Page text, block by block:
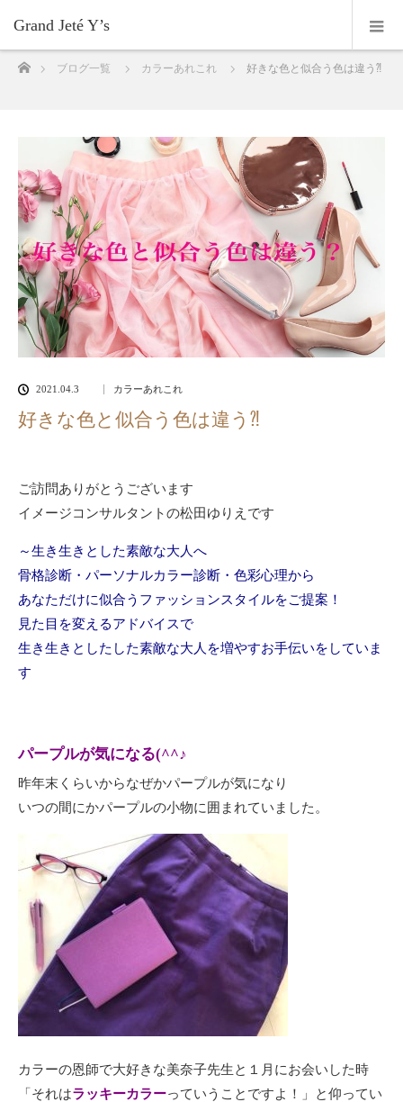
Grand Jeté Y’s
ホームブログ一覧 カラーあれこれ 好きな色と似合う色は違う⁈
2021.04.3 カラーあれこれ
好きな色と似合う色は違う⁈
ご訪問ありがとうございます
イメージコンサルタントの松田ゆりえです
～生き生きとした素敵な大人へ
骨格診断・パーソナルカラー診断・色彩心理から
あなただけに似合うファッションスタイルをご提案！
見た目を変えるアドバイスで
生き生きとしたした素敵な大人を増やすお手伝いをしていま
す
パープルが気になる(^^♪
昨年末くらいからなぜかパープルが気になり
いつの間にかパープルの小物に囲まれていました。
カラーの恩師で大好きな美奈子先生と１月にお会いした時
「それはラッキーカラーっていうことですよ！」と仰ってい